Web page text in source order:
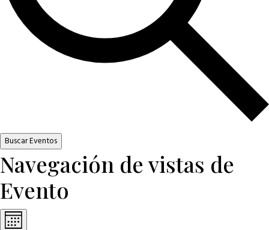
Buscar Eventos
Navegación de vistas de
Evento